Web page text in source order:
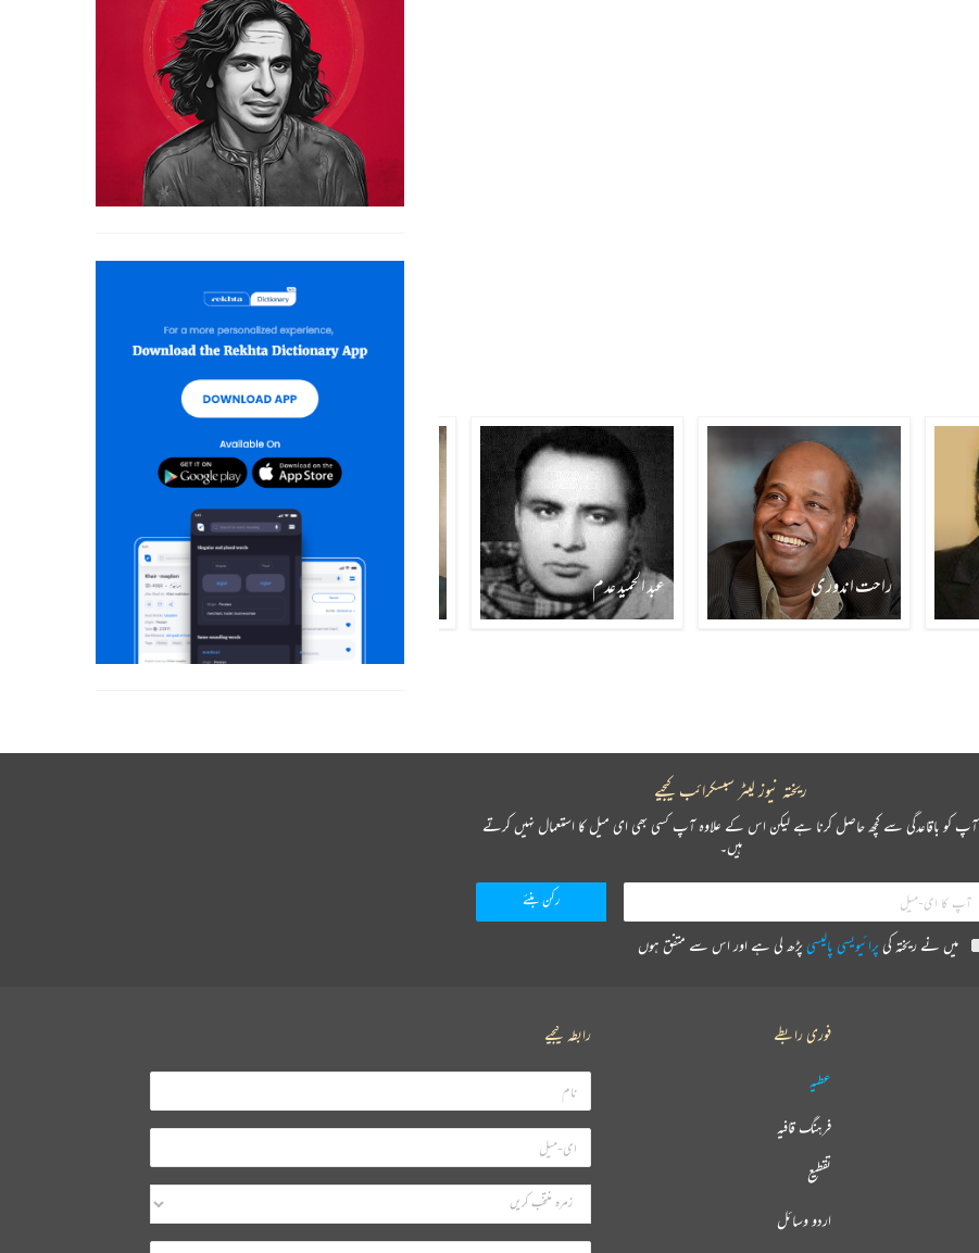
راحت اندوری عبد الحمید عدم محمود شام
ریختہ نیوز لیٹر سبسکرائب کیجیے
آپ کو باقاعدگی سے کچھ حاصل کرنا ہے لیکن اس کے علاوہ آپ کسی بھی ای میل کا استعمال نہیں کرتے
ہیں۔
میں نے ریختہ کیپرائیویسی پالیسیپڑھ لی ہے اور اس سے متفق ہوں
فوری رابطے
عطیہ
فرہنگ قافیہ
تقطیع
اردو وسائل
رابطہ کیجیے